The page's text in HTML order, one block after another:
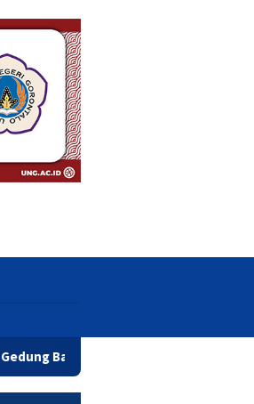
Ulum, Wagub Idah Dorong